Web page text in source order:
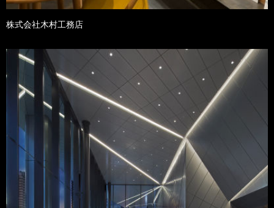
株式会社木村工務店